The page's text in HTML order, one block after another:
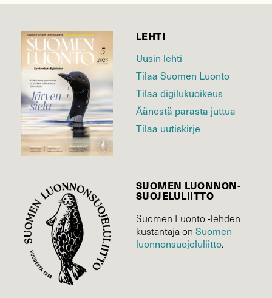
LEHTI
Uusin lehti
Tilaa Suomen Luonto
Tilaa digilukuoikeus
Äänestä parasta juttua
Tilaa uutiskirje
SUOMEN LUONNON­
SUOJELU­LIITTO
Suomen Luonto -lehden
kustantaja on Suomen
luonnonsuojelu­liitto.